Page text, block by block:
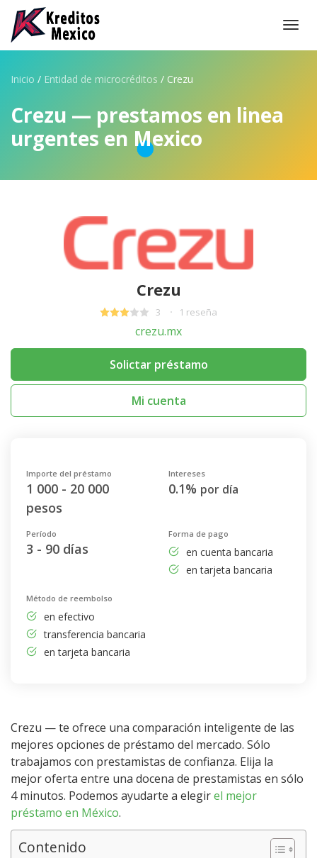
Inicio / Entidad de microcréditos / Crezu
Crezu — prestamos en linea
urgentes en Mexico
Crezu
3 1 reseña
crezu.mx
Solictar préstamo
Mi cuenta
Importe del préstamo
1 000 - 20 000
pesos
Intereses
0.1% por día
Período
3 - 90 días
Forma de pago
en cuenta bancaria
en tarjeta bancaria
Método de reembolso
en efectivo
transferencia bancaria
en tarjeta bancaria
Crezu — te ofrece una comparación inteligente de las
mejores opciones de préstamo del mercado. Sólo
trabajamos con prestamistas de confianza. Elija la
mejor oferta entre una docena de prestamistas en sólo
4 minutos. Podemos ayudarte a elegirel mejor
préstamo en México.
Contenido